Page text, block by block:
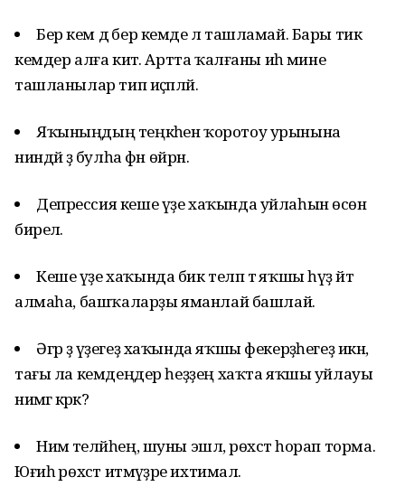
Бер кем дә бер кемде лә ташламай. Бары тик
кемдер алға китә. Артта ҡалғаны иһә мине
ташланылар тип иҫәпләй.
Яҡыныңдың теңкәһен ҡоротоу урынына
ниндәй ҙә булһа фән өйрән.
Депрессия кеше үҙе хаҡында уйлаһын өсөн
бирелә.
Кеше үҙе хаҡында бик теләп тә яҡшы һүҙ әйтә
алмаһа, башҡаларҙы яманлай башлай.
Әгәр ҙә үҙегеҙ хаҡында яҡшы фекерҙәһегеҙ икән,
тағы ла кемдеңдер һеҙҙең хаҡта яҡшы уйлауы
нимәгә кәрәк?
Нимә теләйһең, шуны эшлә, рөхсәт һорап торма.
Юғиһә рөхсәт итмәүҙәре ихтимал.